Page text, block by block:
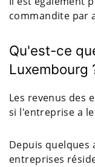
commandite par
Qu'est-ce
Luxembourg
Les revenus des
si l'entreprise a
Depuis quelques
entreprises